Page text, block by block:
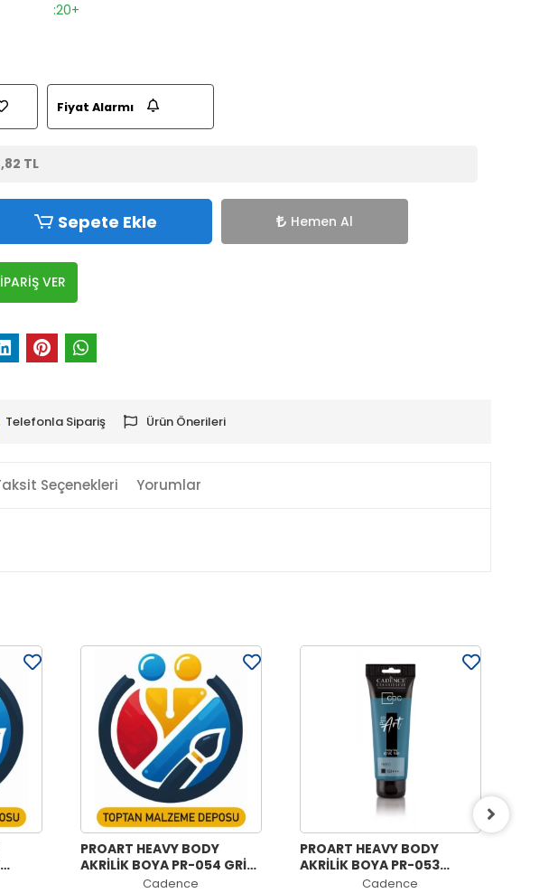
:20+
Fiyat Alarmı
TL
Sepete Ekle Hemen Al
VER
Telefonla Sipariş Ürün Önerileri
Seçenekleri Yorumlar
PROART HEAVY BODY
AKRİLİK BOYA PR-054 GRİ
MAVİ 120MLCadence
PROART HEAVY BODY
AKRİLİK BOYA PR-053
FRESCO 120ML
Cadence